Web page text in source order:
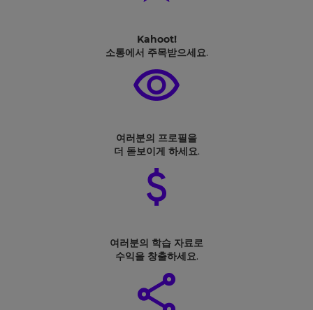
Kahoot!
소통에서 주목받으세요.
여러분의 프로필을
더 돋보이게 하세요.
여러분의 학습 자료로
수익을 창출하세요.